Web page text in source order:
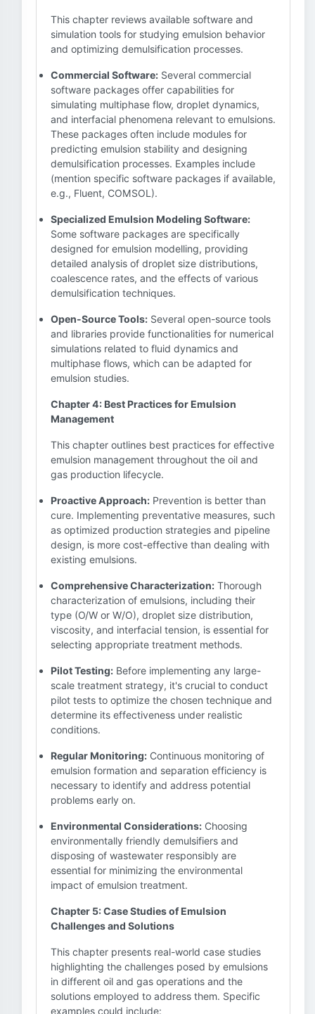
This chapter reviews available software and
simulation tools for studying emulsion behavior
and optimizing demulsification processes.
Commercial Software: Several commercial
software packages offer capabilities for
simulating multiphase flow, droplet dynamics,
and interfacial phenomena relevant to emulsions.
These packages often include modules for
predicting emulsion stability and designing
demulsification processes. Examples include
(mention specific software packages if available,
e.g., Fluent, COMSOL).
Specialized Emulsion Modeling Software:
Some software packages are specifically
designed for emulsion modelling, providing
detailed analysis of droplet size distributions,
coalescence rates, and the effects of various
demulsification techniques.
Open-Source Tools: Several open-source tools
and libraries provide functionalities for numerical
simulations related to fluid dynamics and
multiphase flows, which can be adapted for
emulsion studies.
Chapter 4: Best Practices for Emulsion
Management
This chapter outlines best practices for effective
emulsion management throughout the oil and
gas production lifecycle.
Proactive Approach: Prevention is better than
cure. Implementing preventative measures, such
as optimized production strategies and pipeline
design, is more cost-effective than dealing with
existing emulsions.
Comprehensive Characterization: Thorough
characterization of emulsions, including their
type (O/W or W/O), droplet size distribution,
viscosity, and interfacial tension, is essential for
selecting appropriate treatment methods.
Pilot Testing: Before implementing any large-
scale treatment strategy, it's crucial to conduct
pilot tests to optimize the chosen technique and
determine its effectiveness under realistic
conditions.
Regular Monitoring: Continuous monitoring of
emulsion formation and separation efficiency is
necessary to identify and address potential
problems early on.
Environmental Considerations: Choosing
environmentally friendly demulsifiers and
disposing of wastewater responsibly are
essential for minimizing the environmental
impact of emulsion treatment.
Chapter 5: Case Studies of Emulsion
Challenges and Solutions
This chapter presents real-world case studies
highlighting the challenges posed by emulsions
in different oil and gas operations and the
solutions employed to address them. Specific
examples could include: